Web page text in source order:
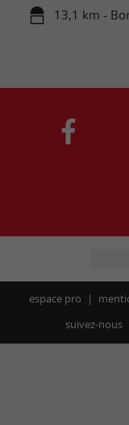
13,1 km -
espace pro
suivez-nous